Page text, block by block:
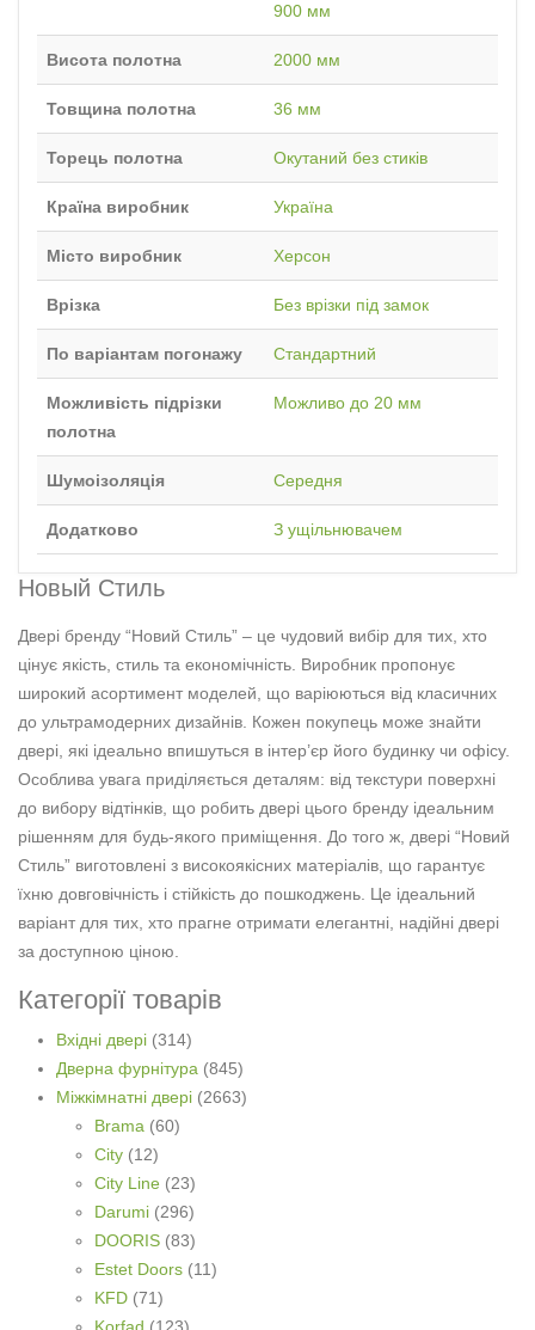
900 мм
Висота полотна 2000 мм
Товщина полотна 36 мм
Торець полотна Окутаний без стиків
Країна виробник Україна
Місто виробник Херсон
Врізка Без врізки під замок
По варіантам погонажу Стандартний
Можливість підрізки
полотна
Можливо до 20 мм
Шумоізоляція Середня
Додатково З ущільнювачем
Новый Стиль
Двері бренду “Новий Стиль” – це чудовий вибір для тих, хто
цінує якість, стиль та економічність. Виробник пропонує
широкий асортимент моделей, що варіюються від класичних
до ультрамодерних дизайнів. Кожен покупець може знайти
двері, які ідеально впишуться в інтер’єр його будинку чи офісу.
Особлива увага приділяється деталям: від текстури поверхні
до вибору відтінків, що робить двері цього бренду ідеальним
рішенням для будь-якого приміщення. До того ж, двері “Новий
Стиль” виготовлені з високоякісних матеріалів, що гарантує
їхню довговічність і стійкість до пошкоджень. Це ідеальний
варіант для тих, хто прагне отримати елегантні, надійні двері
за доступною ціною.
Категорії товарів
Вхідні двері (314)
Дверна фурнітура (845)
Міжкімнатні двері (2663)
Brama (60)
City (12)
City Line (23)
Darumi (296)
DOORIS (83)
Estet Doors (11)
KFD (71)